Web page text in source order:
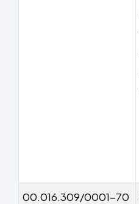
00.016.309/0001-70